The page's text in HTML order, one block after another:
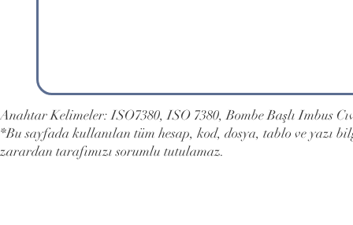
Anahtar Kelimeler: ISO7380, ISO 7380, Bombe Başlı Imbus
*Bu sayfada kullanılan tüm hesap, kod, dosya, tablo ve yazı
zarardan tarafımızı sorumlu tutulamaz.